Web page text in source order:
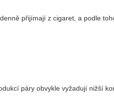
přijímají z cigaret, a podle
páry obvykle vyžadují nižší